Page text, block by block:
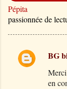
Pépita
passionnée de
C
BG
en